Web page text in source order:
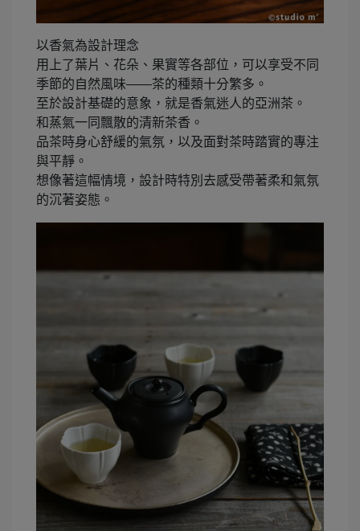
以香氣為設計理念
用上了葉片、花朵、果實等各部位，可以享受不同
季節的自然風味——茶的種類十分繁多。
至於設計基礎的意象，就是香氣迷人的亞洲茶。
和蒸氣一同飄散的清新茶香。
品茶時身心舒緩的氣氛，以及面對茶時踏實的專注
與平靜。
想像著這幅情境，設計時特別去感受帶著柔和氣氛
的沉著姿態。